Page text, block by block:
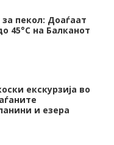
пекол: Доаѓаат
45°C на Балканот
екскурзија во
и езера